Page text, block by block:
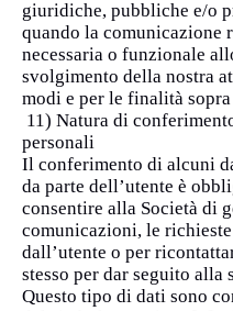
giuridiche, pubbliche e/o
quando la comunicazione
necessaria o funzionale
svolgimento della nostra
modi e per le finalità
11) Natura di
personali
Il conferimento di alcuni
da parte dell’utente è
consentire alla Società di
comunicazioni, le
dall’utente o per
stesso per dar seguito alla
Questo tipo di dati sono